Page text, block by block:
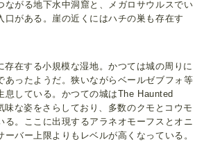
ながる地下水中洞窟と、メガロサウルスでい
口がある。崖の近くにはハチの巣も存在す
在する小規模な湿地。かつては城の周りに
あったようだ。狭いながらベールゼブフォ等
息している。かつての城はThe Haunted
味な姿をさらしており、多数のクモとコウモ
る。ここに出現するアラネオモーフスとオニ
ーバー上限よりもレベルが高くなっている。